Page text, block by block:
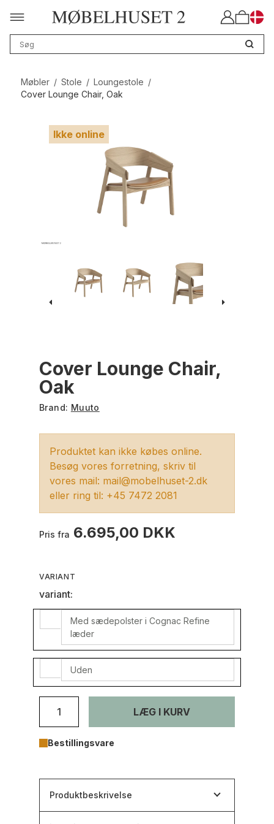
Møbler / Stole / Loungestole /
Cover Lounge Chair, Oak
Ikke online
Cover Lounge Chair,
Oak
Brand: Muuto
Produktet kan ikke købes online.
Besøg vores forretning, skriv til
vores mail: mail@mobelhuset-2.dk
eller ring til: +45 7472 2081
Pris fra 6.695,00 DKK
VARIANT
variant:
Med sædepolster i Cognac Refine
læder
Uden
LÆG I KURV
Bestillingsvare
Produktbeskrivelse